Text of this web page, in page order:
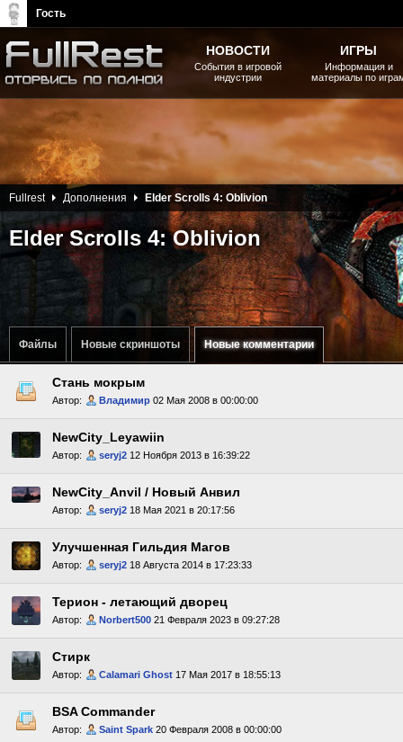
Файлы Новые скриншоты Новые комментарии
Elder Scrolls 4: Oblivion
Fullrest Дополнения Elder Scrolls 4: Oblivion
Стань мокрым
Автор: Владимир 02 Мая 2008 в 00:00:00
NewCity_Leyawiin
Автор: seryj2 12 Ноября 2013 в 16:39:22
NewCity_Anvil / Новый Анвил
Автор: seryj2 18 Мая 2021 в 20:17:56
Улучшенная Гильдия Магов
Автор: seryj2 18 Августа 2014 в 17:23:33
Терион - летающий дворец
Автор: Norbert500 21 Февраля 2023 в 09:27:28
Стирк
Автор: Calamari Ghost 17 Мая 2017 в 18:55:13
BSA Commander
Автор: Saint Spark 20 Февраля 2008 в 00:00:00
Bethesda Softworks - статьи,
новости, дополнения
НОВОСТИ
События в игровой
индустрии
ИГРЫ
Информация и
материалы по
Гость